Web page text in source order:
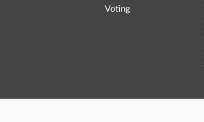
Voting